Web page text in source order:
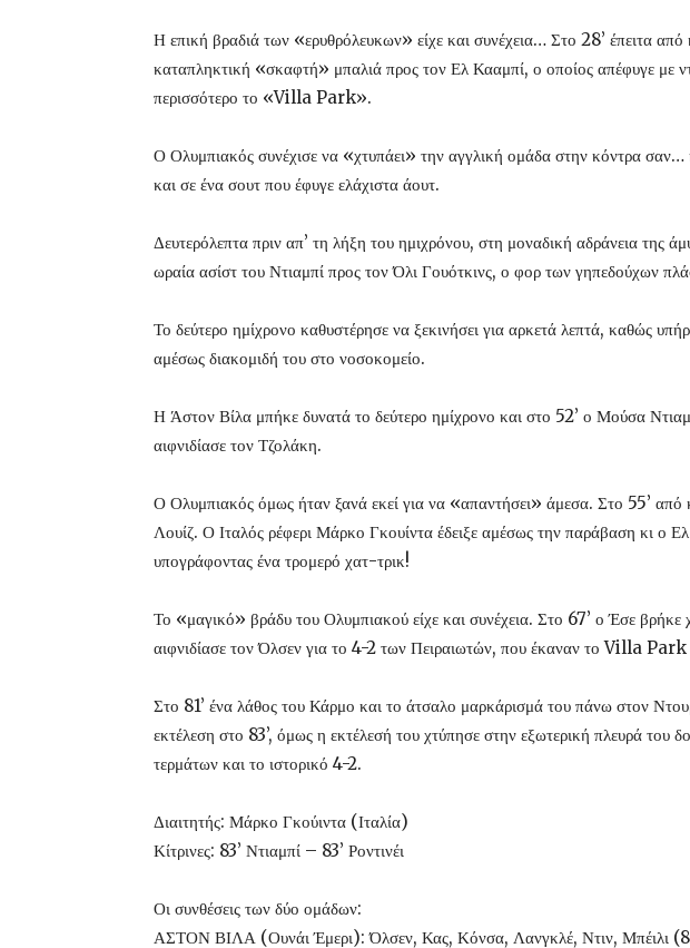
Η επική βραδιά των «ερυθρόλευκων» είχε και συνέχεια… Στο 28’ έπειτα
καταπληκτική «σκαφτή» μπαλιά προς τον Ελ Κααμπί, ο οποίος απέφυγε
περισσότερο το «Villa Park».
Ο Ολυμπιακός συνέχισε να «χτυπάει» την αγγλική ομάδα στην κόντρα
και σε ένα σουτ που έφυγε ελάχιστα άουτ.
Δευτερόλεπτα πριν απ’ τη λήξη του ημιχρόνου, στη μοναδική αδράνεια
ωραία ασίστ του Ντιαμπί προς τον Όλι Γουότκινς, ο φορ των γηπεδούχων
Το δεύτερο ημίχρονο καθυστέρησε να ξεκινήσει για αρκετά λεπτά, καθώς
αμέσως διακομιδή του στο νοσοκομείο.
Η Άστον Βίλα μπήκε δυνατά το δεύτερο ημίχρονο και στο 52’ ο Μούσα
αιφνιδίασε τον Τζολάκη.
Ο Ολυμπιακός όμως ήταν ξανά εκεί για να «απαντήσει» άμεσα. Στο 55’ από
Λουίζ. Ο Ιταλός ρέφερι Μάρκο Γκουίντα έδειξε αμέσως την παράβαση κι ο
υπογράφοντας ένα τρομερό χατ-τρικ!
Το «μαγικό» βράδυ του Ολυμπιακού είχε και συνέχεια. Στο 67’ ο Έσε
αιφνιδίασε τον Όλσεν για το 4-2 των Πειραιωτών, που έκαναν το Villa Park
Στο 81’ ένα λάθος του Κάρμο και το άτσαλο μαρκάρισμά του πάνω στον
εκτέλεση στο 83’, όμως η εκτέλεσή του χτύπησε στην εξωτερική πλευρά του
τερμάτων και το ιστορικό 4-2.
Διαιτητής: Μάρκο Γκούιντα (Ιταλία)
Κίτρινες: 83’ Ντιαμπί – 83’ Ροντινέι
Οι συνθέσεις των δύο ομάδων:
ΑΣΤΟΝ ΒΙΛΑ (Ουνάι Έμερι): Όλσεν, Κας, Κόνσα, Λανγκλέ, Ντιν, Μπέιλι